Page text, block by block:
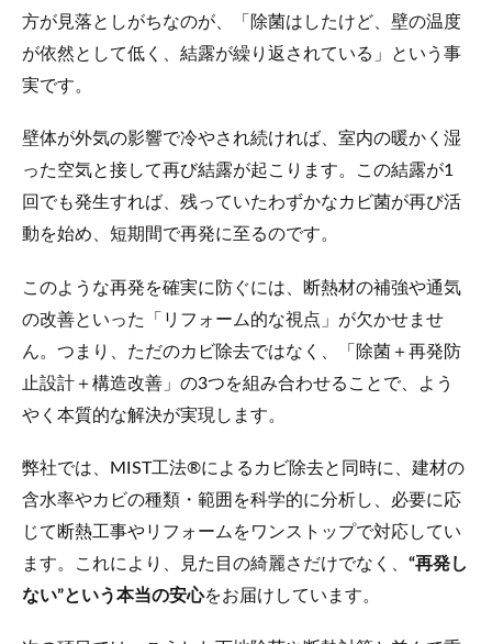
方が見落としがちなのが、「除菌はしたけど、壁の温度
が依然として低く、結露が繰り返されている」という事
実です。
壁体が外気の影響で冷やされ続ければ、室内の暖かく湿
った空気と接して再び結露が起こります。この結露が1
回でも発生すれば、残っていたわずかなカビ菌が再び活
動を始め、短期間で再発に至るのです。
このような再発を確実に防ぐには、断熱材の補強や通気
の改善といった「リフォーム的な視点」が欠かせませ
ん。つまり、ただのカビ除去ではなく、「除菌＋再発防
止設計＋構造改善」の3つを組み合わせることで、よう
やく本質的な解決が実現します。
弊社では、MIST工法®によるカビ除去と同時に、建材の
含水率やカビの種類・範囲を科学的に分析し、必要に応
じて断熱工事やリフォームをワンストップで対応してい
ます。これにより、見た目の綺麗さだけでなく、 “再発し
ない”という本当の安心をお届けしています。